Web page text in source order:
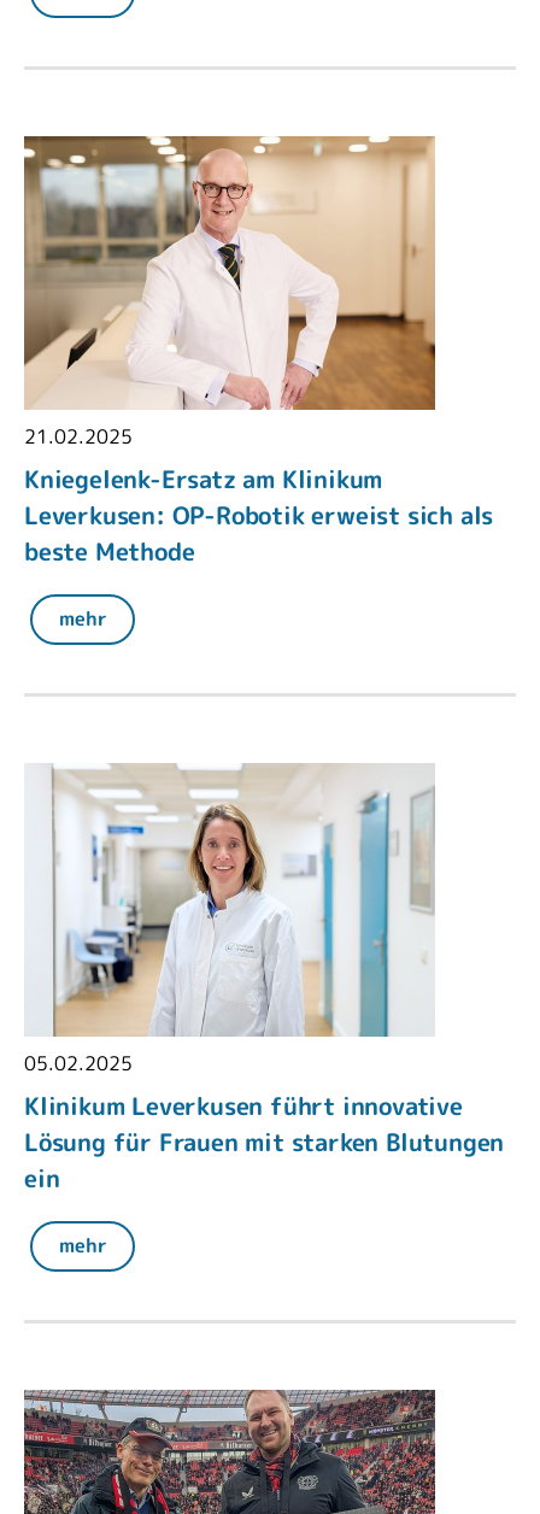
21.02.2025
Kniegelenk-Ersatz am Klinikum
Leverkusen: OP-Robotik erweist sich als
beste Methode
mehr
05.02.2025
Klinikum Leverkusen führt innovative
Lösung für Frauen mit starken Blutungen
ein
mehr